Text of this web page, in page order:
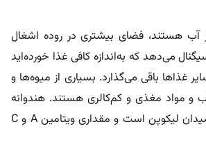
آب هستند، فضای بیشتری در روده اشغال
می‌دهد که به‌اندازه کافی غذا خورده‌اید
غذاها باقی می‌گذارد. بسیاری از میوه‌ها و
و مواد مغذی و کم‌کالری هستند. هندوانه
منبع خوبی از آنتی‌اکسیدان لیکوپن است و مقداری ویتامین A و C